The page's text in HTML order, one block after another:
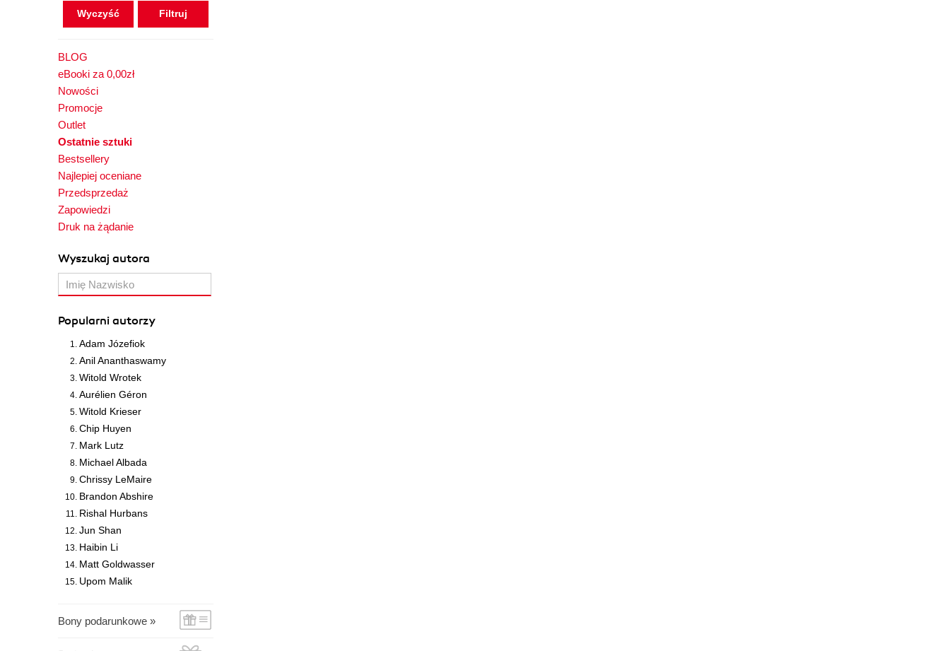
Wyczyść
BLOG
eBooki za 0,00zł
Nowości
Promocje
Outlet
Ostatnie sztuki
Bestsellery
Najlepiej oceniane
Przedsprzedaż
Zapowiedzi
Druk na żądanie
Wyszukaj autora
Popularni autorzy
Adam Józefiok
Anil Ananthaswamy
Witold Wrotek
Aurélien Géron
Witold Krieser
Chip Huyen
Mark Lutz
Michael Albada
Chrissy LeMaire
Brandon Abshire
Rishal Hurbans
Jun Shan
Haibin Li
Matt Goldwasser
Upom Malik
Bony podarunkowe »